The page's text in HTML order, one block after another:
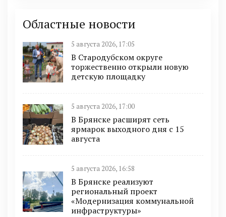
Областные новости
5 августа 2026, 17:05
В Стародубском округе
торжественно открыли новую
детскую площадку
5 августа 2026, 17:00
В Брянске расширят сеть
ярмарок выходного дня с 15
августа
5 августа 2026, 16:58
В Брянске реализуют
региональный проект
«Модернизация коммунальной
инфраструктуры»